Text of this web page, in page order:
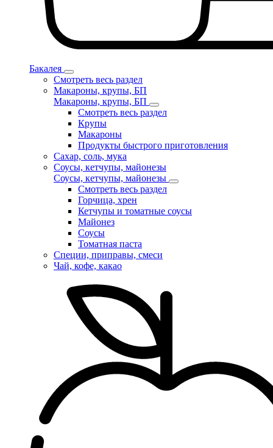
Бакалея
Смотреть весь раздел
Макароны, крупы, БП
Макароны, крупы, БП
Смотреть весь раздел
Крупы
Макароны
Продукты быстрого приготовления
Сахар, соль, мука
Соусы, кетчупы, майонезы
Соусы, кетчупы, майонезы
Смотреть весь раздел
Горчица, хрен
Кетчупы и томатные соусы
Майонез
Соусы
Томатная паста
Специи, приправы, смеси
Чай, кофе, какао